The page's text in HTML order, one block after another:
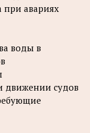
при авариях
воды в
движении судов